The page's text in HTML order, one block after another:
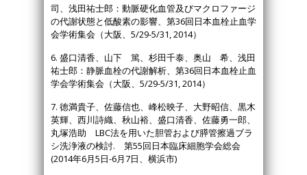
司、浅田祐士郎：動脈硬化血管及びマクロファージ
の代謝状態と低酸素の影響、第36回日本血栓止血学
会学術集会（大阪、5/29-5/31, 2014）
6. 盛口清香、山下 篤、杉田千泰、奥山 希、浅田
祐士郎：静脈血栓の代謝解析、第36回日本血栓止血
学会学術集会（大阪、5/29-5/31, 2014）
7. 徳満貴子、佐藤信也、峰松映子、大野昭信、黒木
英輝、西川詩織、秋山裕、盛口清香、佐藤勇一郎、
丸塚浩助 LBC法を用いた胆管および膵管擦過ブラ
シ洗浄液の検討. 第55回日本臨床細胞学会総会
(2014年6月5日-6月7日、横浜市)